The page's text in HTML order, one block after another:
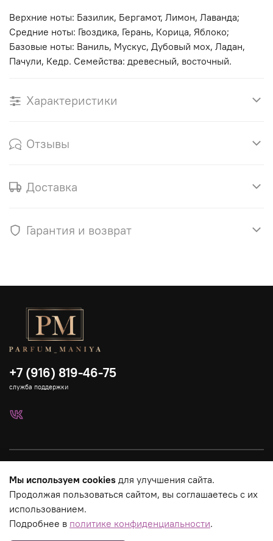
Верхние ноты: Базилик, Бергамот, Лимон, Лаванда;
Средние ноты: Гвоздика, Герань, Корица, Яблоко;
Базовые ноты: Ваниль, Мускус, Дубовый мох, Ладан,
Пачули, Кедр. Семейства: древесный, восточный.
Характеристики
Отзывы
Доставка
Гарантия и возврат
Страницы магазина
Юридическая информация
+7 (916) 819-46-75
служба поддержки
Мы используем cookies для улучшения сайта.
Продолжая пользоваться сайтом, вы соглашаетесь с их
использованием.
Подробнее в политике конфиденциальности.